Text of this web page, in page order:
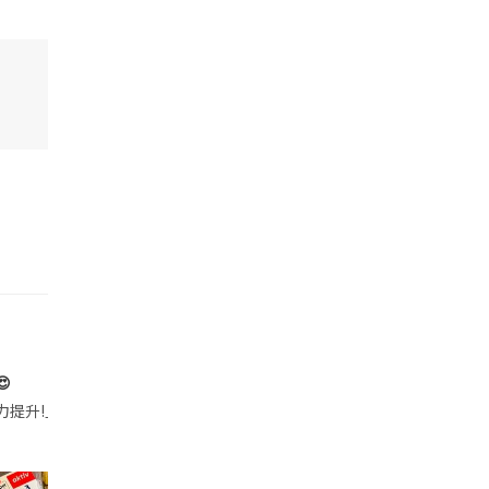
帶的行動電源機身已標示「10000mAh」，卻仍被要求當場丟
提升!｣ 長時間對住電腦､剪片寫稿,成日覺得眼睛乾澀､腦袋好似｢斷